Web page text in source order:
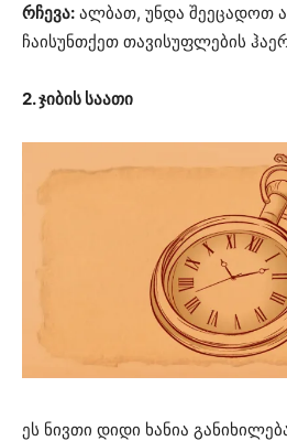
რჩევა: ალბათ, უნდა შეეცადოთ
ჩაისუნთქეთ თავისუფლების
2. ჯიბის საათი
ეს ნივთი დიდი ხანია